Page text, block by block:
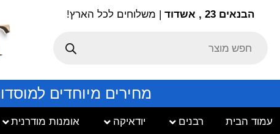
הבנאים 23 , אשדוד | משלוחים לכל הארץ!
מחירים מיוחדים
עמוד הבית רבנים יודאיקה אומנות מודרנית